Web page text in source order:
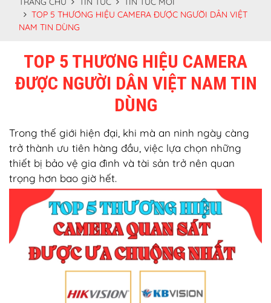
TOP 5 THƯƠNG HIỆU CAMERA ĐƯỢC NGƯỜI DÂN VIỆT
NAM TIN DÙNG
TOP 5 THƯƠNG HIỆU CAMERA
ĐƯỢC NGƯỜI DÂN VIỆT NAM TIN
DÙNG
Trong thế giới hiện đại, khi mà an ninh ngày càng
trở thành ưu tiên hàng đầu, việc lựa chọn những
thiết bị bảo vệ gia đình và tài sản trở nên quan
trọng hơn bao giờ hết.